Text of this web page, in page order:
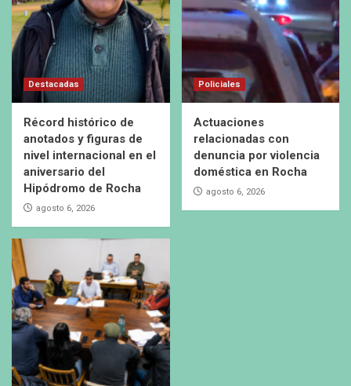
Destacadas
Récord histórico de
anotados y figuras de
nivel internacional en el
aniversario del
Hipódromo de Rocha
agosto 6, 2026
Policiales
Actuaciones
relacionadas con
denuncia por violencia
doméstica en Rocha
agosto 6, 2026